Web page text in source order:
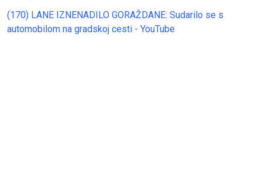
(170) LANE IZNENADILO GORAŽDANE: Sudarilo se s
automobilom na gradskoj cesti - YouTube